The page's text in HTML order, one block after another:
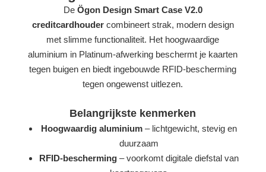
De Ögon Design Smart Case V2.0
creditcardhoudercombineert strak, modern design
met slimme functionaliteit. Het hoogwaardige
aluminium in Platinum-afwerking beschermt je kaarten
tegen buigen en biedt ingebouwde RFID-bescherming
tegen ongewenst uitlezen.
Belangrijkste kenmerken
Hoogwaardig aluminium– lichtgewicht, stevig en
duurzaam
RFID-bescherming– voorkomt digitale diefstal van